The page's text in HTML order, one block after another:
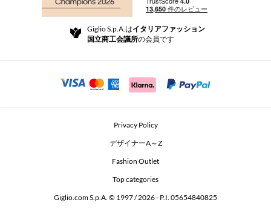
Community Store
Beauty Seekers VIP Club
返品と返金
For a safe shopping experience
Security Communication
Giglio S.p.A.はイタリアファッション
国立商工会議所の会員です
Privacy Policy
デザイナーA～Z
Fashion Outlet
Top categories
Giglio.com S.p.A. © 1997 / 2026 - P.I. 05654840825